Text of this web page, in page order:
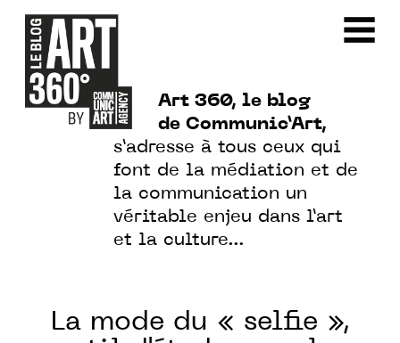
Art 360, le blog
de Communic’Art,
s’adresse à tous ceux qui
font de la médiation et de
la communication un
véritable enjeu dans l’art
et la culture…
La mode du « selfie »,